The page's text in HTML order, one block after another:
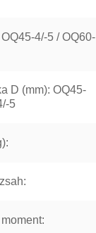
4/-5 / OQ60-
D (mm): OQ45-
5